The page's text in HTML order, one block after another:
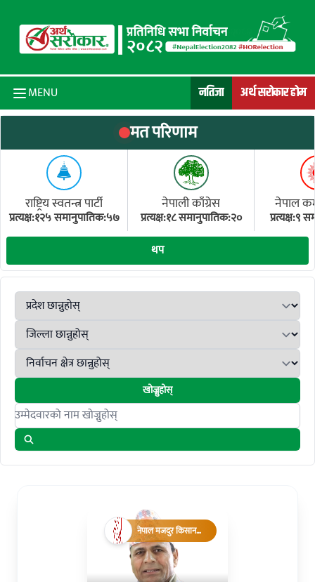
MENU नतिजा अर्थ सरोकार होम
मत परिणाम
राष्ट्रिय स्वतन्त्र पार्टी
प्रत्यक्ष:१२५ समानुपातिक:५७
नेपाली काँग्रेस
प्रत्यक्ष:१८ समानुपातिक:२०
नेपाल
प्रत्यक्ष:९
थप
खोज्नुहोस्
Search candidates
नेपाल मजदुर किसान
पार्टी